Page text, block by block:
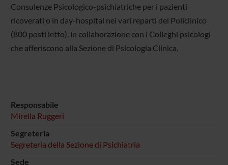
Consulenze Psicologico-psichiatriche per i pazienti
ricoverati o in day-hospital nei vari reparti del Policlinico
(800 posti letto), in collaborazione con i Colleghi psicologi
che afferiscono alla Sezione di Psicologia Clinica.
Responsabile
Mirella Ruggeri
Segreteria
Segreteria della Sezione di Psichiatria
Sede